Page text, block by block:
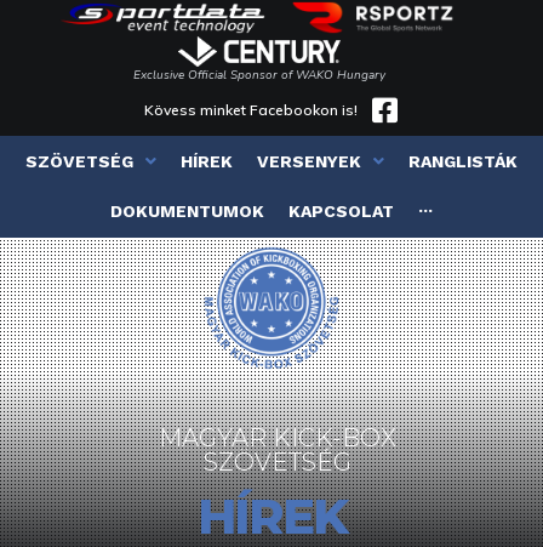
Exclusive Official Sponsor of WAKO Hungary
Kövess minket Facebookon is!
SZÖVETSÉG HÍREK VERSENYEK RANGLISTÁK
DOKUMENTUMOK KAPCSOLAT ···
MAGYAR KICK-BOX
SZÖVETSÉG
HÍREK